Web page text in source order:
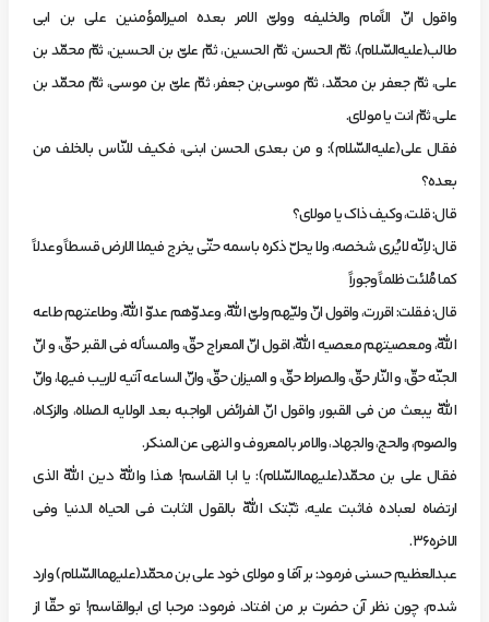
واقول‌ انّ الاًمام‌ والخليفه‌ ووليّ الامر بعده‌ اميرالمؤ‌منين‌ علي بن‌ ابي
طالب(عليه‌السّلام)، ثمّ الحسن، ثمّ الحسين، ثمّ عليّ بن‌ الحسين، ثمّ محمّد بن‌
علي، ثمّ جعفر بن‌ محمّد، ثمّ موسي‌بن جعفر، ثمّ عليّ بن‌ موسي، ثمّ محمّد بن‌
علي، ثمّ انت‌ يا مولاي.
‌فقال‌ علي(عليه‌السّلام): و من‌ بعدي الحسن‌ ابني، فكيف‌ للنّاس‌ بالخلف‌ من‌
بعده؟
‌قال: قلت، وكيف‌ ذاك‌ يا مولاي؟
‌قال: لاِنّه‌ لايُري‌ شخصه، ولا يحلّ ذكره‌ باسمه‌ حتّي‌ يخرج‌ فيملا الارض‌ قسطاً وعدلاً
كما مُلئت‌ ظلماً وجوراً
‌قال: فقلت: اقررت، واقول‌ انّ وليّهم‌ وليّ اللّه، وعدوّهم‌ عدوّ اللّه، وطاعتهم‌ طاعه‌
اللّه، ومعصيتهم‌ معصيه‌ اللّه، اقول‌ انّ المعراج‌ حقّ، والمسأله‌ في القبر حقّ، و انّ
الجنّه‌ حقّ، و النّار حقّ، والصراط‌ حقّ، و الميزان‌ حقّ، وانّ الساعه‌ آتيه‌ لاريب‌ فيها، وانّ
اللّه‌ يبعث‌ من‌ في القبور، واقول‌ انّ الفرائض‌ الواجبه‌ بعد الولايه‌ الصلاه، والزكاه،
والصوم، والحج، والجهاد، والامر بالمعروف‌ و النهي عن‌ المنكر.
‌فقال‌ علي بن‌ محمّد(عليهماالسّلام): يا ابا القاسم! هذا واللّه‌ دين‌ اللّه‌ الذي
ارتضاه‌ لعباده‌ فاثبت‌ عليه، ثبّتك اللّه‌ بالقول‌ الثابت‌ في الحياه‌ الدنيا وفي
الاخره36.
عبدالعظيم‌ حسني‌ فرمود: بر آقا و مولاي‌ خود علي‌ بن‌ محمّد(عليهماالسّلام) وارد
شدم، چون‌ نظر آن‌ حضرت‌ بر من‌ افتاد، فرمود: مرحبا اي‌ ابوالقاسم! تو حقّا از